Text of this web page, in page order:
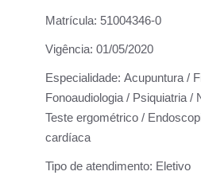
Matrícula: 51004346-0
Vigência: 01/05/2020
Especialidade: Acupuntura /
Fonoaudiologia / Psiquiatria /
Teste ergométrico /
cardíaca
Tipo de atendimento: Eletivo